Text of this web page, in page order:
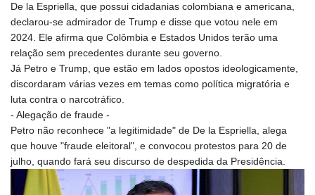
De la Espriella, que possui cidadanias colombiana e americana,
declarou-se admirador de Trump e disse que votou nele em
2024. Ele afirma que Colômbia e Estados Unidos terão uma
relação sem precedentes durante seu governo.
Já Petro e Trump, que estão em lados opostos ideologicamente,
discordaram várias vezes em temas como política migratória e
luta contra o narcotráfico.
- Alegação de fraude -
Petro não reconhece "a legitimidade" de De la Espriella, alega
que houve "fraude eleitoral", e convocou protestos para 20 de
julho, quando fará seu discurso de despedida da Presidência.